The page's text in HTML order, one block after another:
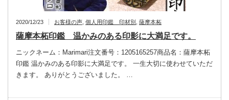
2020/12/23 お客様の声 個人用印鑑 印材別 薩摩本柘
薩摩本柘印鑑 温かみのある印影に大満足です。
ニックネーム：Marimari注文番号：1205165257商品名：薩摩本柘
印鑑 温かみのある印影に大満足です。 一生大切に使わせていただ
きます。 ありがとうございました。 …